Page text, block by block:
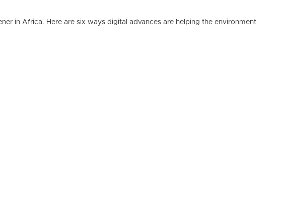
in Africa. Here are six ways digital advances are helping the environment